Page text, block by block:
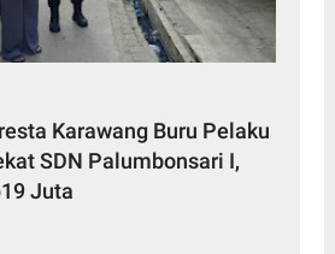
Karawang Buru Pelaku
SDN Palumbonsari I,
Juta